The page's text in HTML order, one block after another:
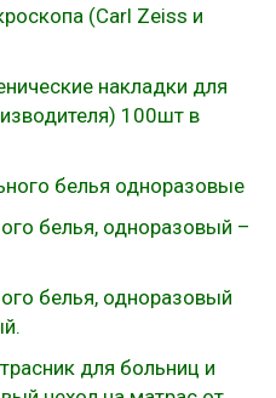
(Carl Zeiss и
накладки для
100шт в
белья одноразовые
белья, одноразовый –
белья, одноразовый
для больниц и